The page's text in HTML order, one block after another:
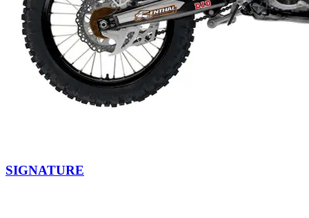
SIGNATURE